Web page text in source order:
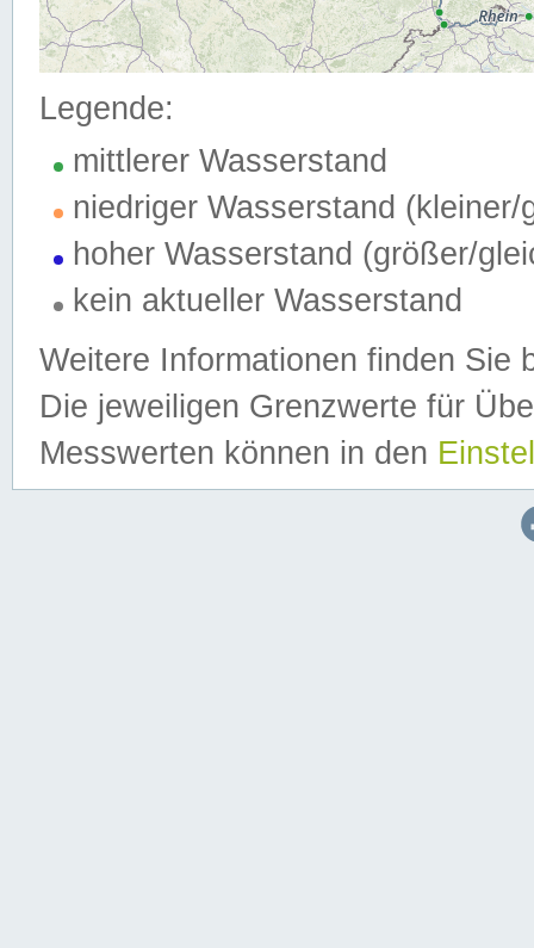
Legende:
mittlerer Wasserstand
niedriger Wasserstand (kleiner/
hoher Wasserstand (größer/
kein aktueller Wasserstand
Weitere Informationen finden Sie
Die jeweiligen Grenzwerte für
Messwerten können in den